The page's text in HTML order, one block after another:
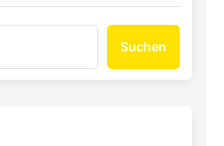
Suchen